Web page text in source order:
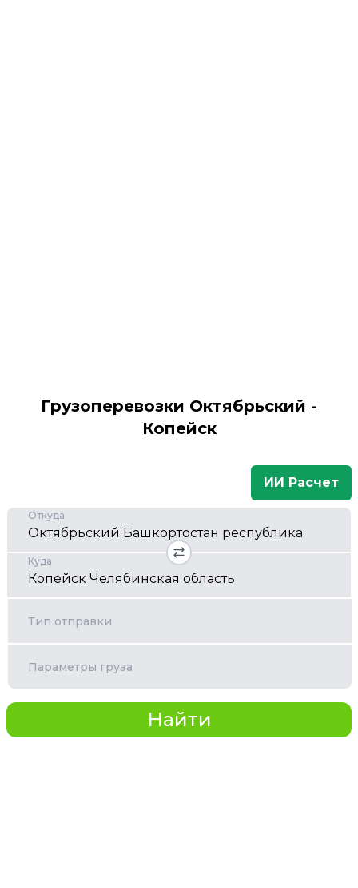
Грузоперевозки Октябрьский -
Копейск
ИИ Расчет
Откуда
Куда
Тип отправки
Параметры груза
Найти